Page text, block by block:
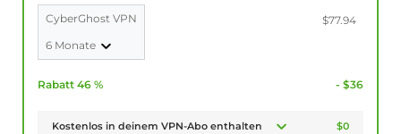
CyberGhost VPN
6 Monate
$77.94
Rabatt 46 % - $36
Kostenlos in deinem VPN-Abo enthalten $0